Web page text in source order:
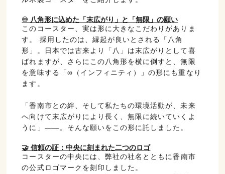
♾️ 八角形に込めた「末広がり」と「無限」の願い
このコースター、実は形に大きなこだわりがありま
す。 採用したのは、縁起が良いとされる「八角
形」
。日本では古来より「八」は末広がりとして喜
ばれますが、さらにこの八角形を横に倒すと、無限
を意味する
「∞（インフィニティ）」の形にも重なり
ます。
「香南市との絆、そして私たちの環境活動が、未来
へ向けて末広がりにより長く、無限に続いていくよ
うに」——。そんな願いをこの形に託しました。
🤝 信頼の証：中央に刻まれた二つのロゴ
コースターの中央には、弊社の社名とともに香南市
の公式ロゴマーク を刻印しました。